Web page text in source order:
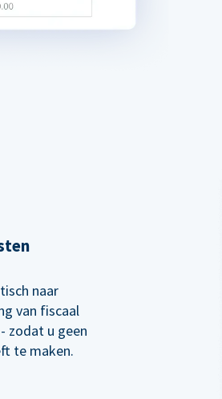
naar
van fiscaal
zodat u geen
te maken.